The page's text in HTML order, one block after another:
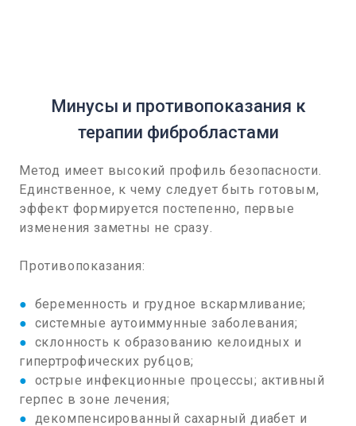
Минусы и противопоказания к
терапии фибробластами
Метод имеет высокий профиль безопасности.
Единственное, к чему следует быть готовым,
эффект формируется постепенно, первые
изменения заметны не сразу.
Противопоказания:
● беременность и грудное вскармливание;
● системные аутоиммунные заболевания;
● склонность к образованию келоидных и
гипертрофических рубцов;
● острые инфекционные процессы; активный
герпес в зоне лечения;
● декомпенсированный сахарный диабет и